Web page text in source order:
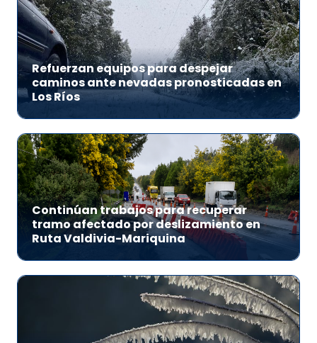
Refuerzan equipos para despejar
caminos ante nevadas pronosticadas en
Los Ríos
Continúan trabajos para recuperar
tramo afectado por deslizamiento en
Ruta Valdivia-Mariquina